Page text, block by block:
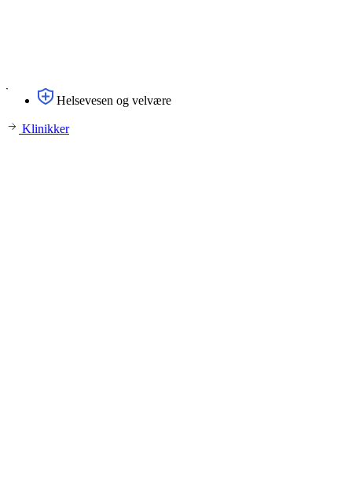
Helsevesen og velvære
Klinikker